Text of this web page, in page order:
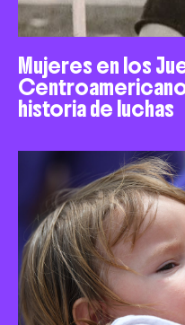
Mujeres en los
historia de luchas